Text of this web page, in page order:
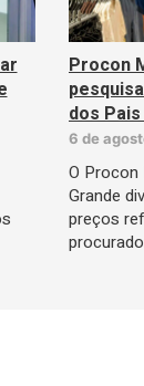
Procon
dos
6 de
O Procon
Grande
preços